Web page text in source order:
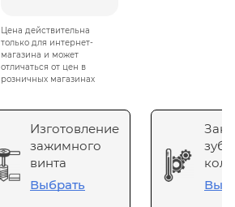
Цена действительна
только для интернет-
магазина и может
отличаться от цен в
розничных магазинах
Изготовление
зажимного
винта
Выбрать